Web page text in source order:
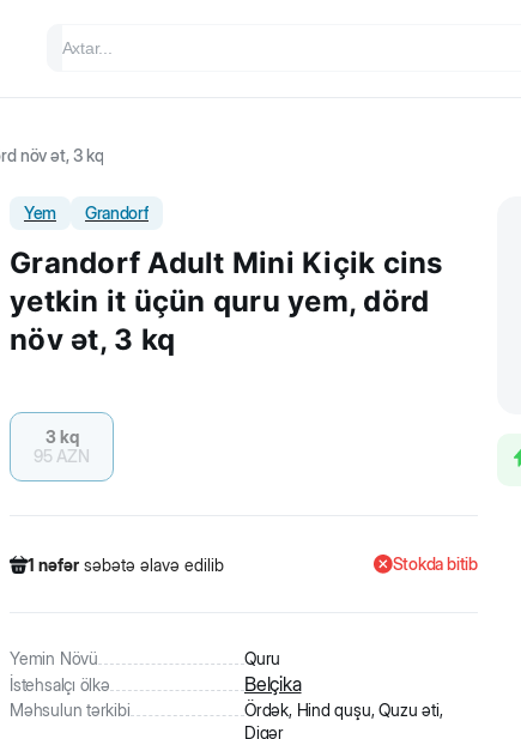
növ ət, 3 kq
Yem Grandorf
Grandorf Adult Mini Kiçik cins
yetkin it üçün quru yem, dörd
növ ət, 3 kq
1 nəfər səbətə əlavə edilib
1 nəfər səbətə əlavə edilib
Stokda bitib
3 kq
95 AZN
Yemin Növü
Quru
İstehsalçı ölkə
Belçika
Məhsulun tərkibi
Ördək, Hind quşu, Quzu əti,
Digər